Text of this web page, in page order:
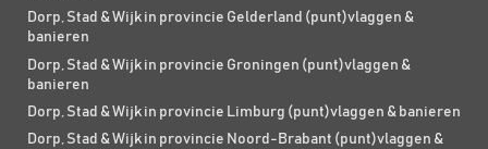
Dorp, Stad & Wijk in provincie Gelderland (punt)vlaggen &
banieren
Dorp, Stad & Wijk in provincie Groningen (punt)vlaggen &
banieren
Dorp, Stad & Wijk in provincie Limburg (punt)vlaggen & banieren
Dorp, Stad & Wijk in provincie Noord-Brabant (punt)vlaggen &